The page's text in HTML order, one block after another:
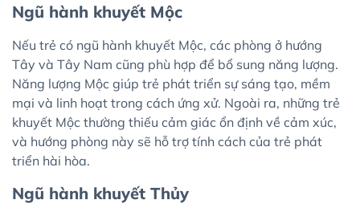
Ngũ hành khuyết Mộc
Nếu trẻ có ngũ hành khuyết Mộc, các phòng ở hướng
Tây và Tây Nam cũng phù hợp để bổ sung năng lượng.
Năng lượng Mộc giúp trẻ phát triển sự sáng tạo, mềm
mại và linh hoạt trong cách ứng xử. Ngoài ra, những trẻ
khuyết Mộc thường thiếu cảm giác ổn định về cảm xúc,
và hướng phòng này sẽ hỗ trợ tính cách của trẻ phát
triển hài hòa.
Ngũ hành khuyết Thủy